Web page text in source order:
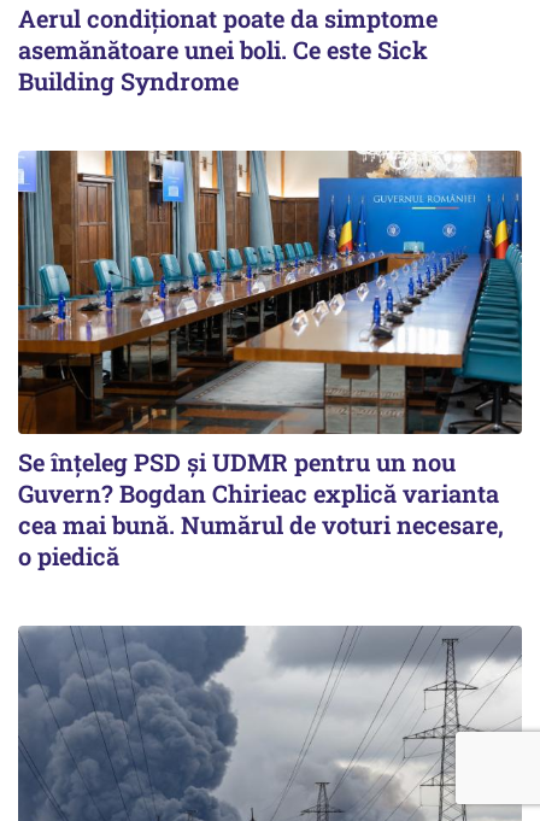
Aerul condiționat poate da simptome
asemănătoare unei boli. Ce este Sick
Building Syndrome
Se înţeleg PSD şi UDMR pentru un nou
Guvern? Bogdan Chirieac explică varianta
cea mai bună. Numărul de voturi necesare,
o piedică